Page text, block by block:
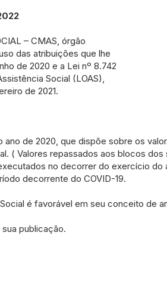
– CMAS, órgão
das atribuições que lhe
de 2020 e a Lei nº 8.742
Social (LOAS),
de 2021.
ano de 2020, que dispõe sobre os
( Valores repassados aos blocos
no decorrer do exercício
decorrente do COVID-19.
é favorável em seu conceito de
publicação.